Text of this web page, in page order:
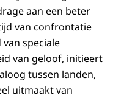
aan een beter
van confrontatie
speciale
van geloof, initieert
tussen landen,
uitmaakt van